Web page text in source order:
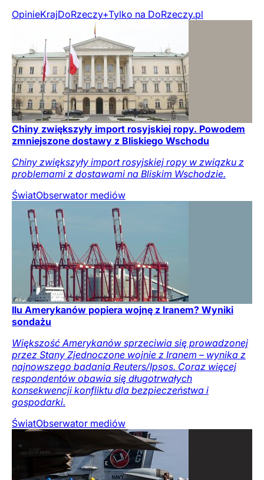
OpinieKrajDoRzeczy+Tylko na DoRzeczy.pl
Chiny zwiększyły import rosyjskiej ropy. Powodem
zmniejszone dostawy z Bliskiego Wschodu
Chiny zwiększyły import rosyjskiej ropy w związku z
problemami z dostawami na Bliskim Wschodzie.
ŚwiatObserwator mediów
Ilu Amerykanów popiera wojnę z Iranem? Wyniki
sondażu
Większość Amerykanów sprzeciwia się prowadzonej
przez Stany Zjednoczone wojnie z Iranem – wynika z
najnowszego badania Reuters/Ipsos. Coraz więcej
respondentów obawia się długotrwałych
konsekwencji konfliktu dla bezpieczeństwa i
gospodarki.
ŚwiatObserwator mediów